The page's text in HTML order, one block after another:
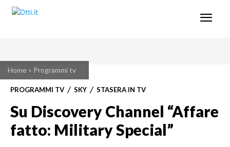
Home Programmi tv
PROGRAMMI TV SKY STASERA IN TV
Su Discovery Channel “Affare
fatto: Military Special”